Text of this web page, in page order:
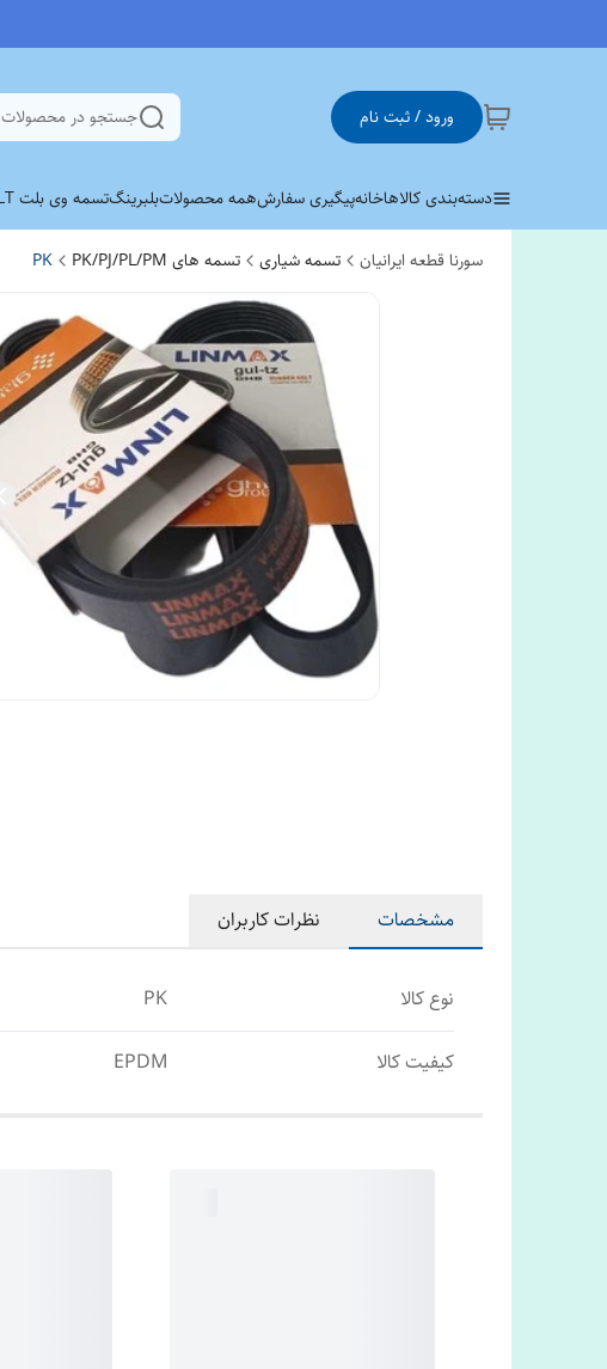
ورود / ثبت نام جستجو در محصولات
دسته‌بندی کالاهاخانهپیگیری سفارشهمه محصولاتبلبرینگتسمه وی بلت V-BELT
سورنا قطعه ایرانیان تسمه شیاری تسمه های PK/PJ/PL/PM PK
مشخصات نظرات کاربران
نوع کالا PK
کیفیت کالا EPDM